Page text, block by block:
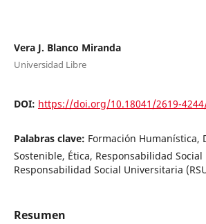
Vera J. Blanco Miranda
Universidad Libre
DOI: https://doi.org/10.18041/2619-
Palabras clave: Formación Humanística,
Sostenible, Ética, Responsabilidad Social
Responsabilidad Social Universitaria
Resumen